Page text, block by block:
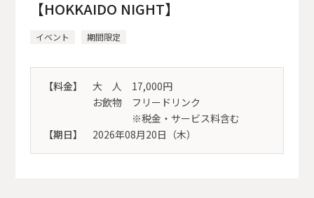
【HOKKAIDO NIGHT】
イベント 期間限定
【料金】
大 人 17,000円
お飲物 フリードリンク
※税金・サービス料含む
【期日】
2026年08月20日（木）